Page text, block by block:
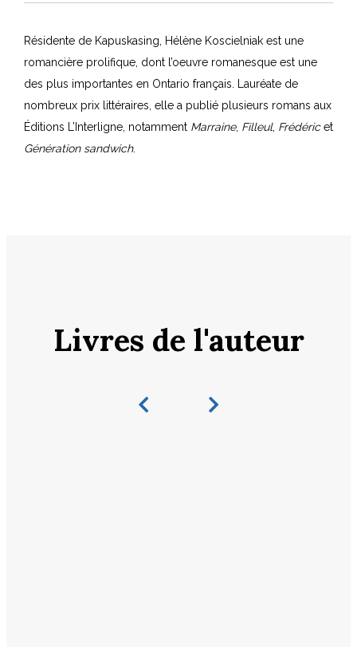
Résidente de Kapuskasing, Hélène Koscielniak est une
romancière prolifique, dont l’oeuvre romanesque est une
des plus importantes en Ontario français. Lauréate de
nombreux prix littéraires, elle a publié plusieurs romans aux
Éditions L’Interligne, notamment Marraine, Filleul, Frédéricet
Génération sandwich.
Livres de l'auteur